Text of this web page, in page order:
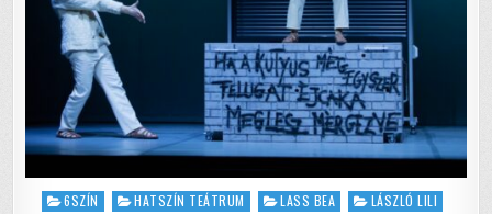
Posted
6SZÍN HATSZÍN TEÁTRUM LASS BEA
LÁSZLÓ LILI